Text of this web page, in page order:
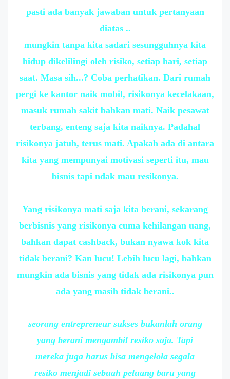
pasti ada banyak jawaban untuk pertanyaan
diatas ..
mungkin tanpa kita sadari sesungguhnya kita
hidup dikelilingi oleh risiko, setiap hari, setiap
saat. Masa sih...? Coba perhatikan. Dari rumah
pergi ke kantor naik mobil, risikonya kecelakaan,
masuk rumah sakit bahkan mati. Naik pesawat
terbang, enteng saja kita naiknya. Padahal
risikonya jatuh, terus mati. Apakah ada di antara
kita yang mempunyai motivasi seperti itu, mau
bisnis tapi ndak mau resikonya.
Yang risikonya mati saja kita berani, sekarang
berbisnis yang risikonya cuma kehilangan uang,
bahkan dapat cashback, bukan nyawa kok kita
tidak berani? Kan lucu! Lebih lucu lagi, bahkan
mungkin ada bisnis yang tidak ada risikonya pun
ada yang masih tidak berani..
seorang entrepreneur sukses bukanlah orang
yang berani mengambil resiko saja. Tapi
mereka juga harus bisa mengelola segala
resiko menjadi sebuah peluang baru yang